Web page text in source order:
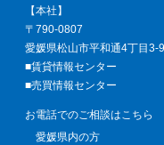
【本社】
〒790-0807
愛媛県松山市平和通4丁目3-9
■賃貸情報センター
■売買情報センター
お電話でのご相談はこちら
愛媛県内の方